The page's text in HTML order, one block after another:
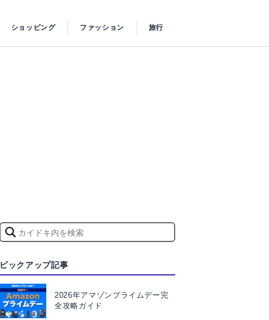
ショッピング ファッション 旅行
ピックアップ記事
2026年アマゾンプライムデー完
全攻略ガイド